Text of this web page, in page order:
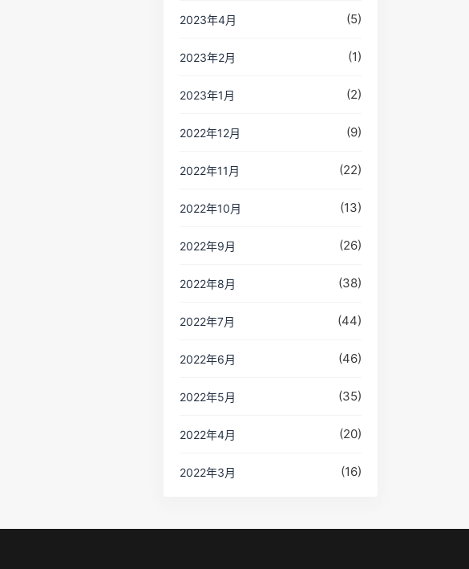
2023年4月 (5)
2023年2月 (1)
2023年1月 (2)
2022年12月 (9)
2022年11月 (22)
2022年10月 (13)
2022年9月 (26)
2022年8月 (38)
2022年7月 (44)
2022年6月 (46)
2022年5月 (35)
2022年4月 (20)
2022年3月 (16)